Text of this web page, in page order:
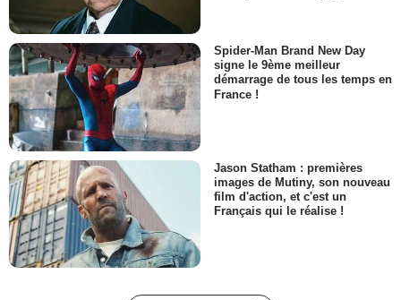
Spider-Man Brand New Day
signe le 9ème meilleur
démarrage de tous les temps en
France !
Jason Statham : premières
images de Mutiny, son nouveau
film d'action, et c'est un
Français qui le réalise !